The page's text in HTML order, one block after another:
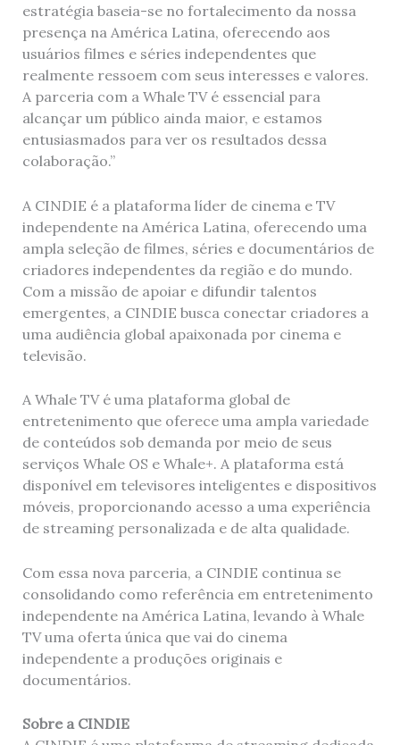
estratégia baseia-se no fortalecimento da nossa
presença na América Latina, oferecendo aos
usuários filmes e séries independentes que
realmente ressoem com seus interesses e valores.
A parceria com a Whale TV é essencial para
alcançar um público ainda maior, e estamos
entusiasmados para ver os resultados dessa
colaboração.”
A CINDIE é a plataforma líder de cinema e TV
independente na América Latina, oferecendo uma
ampla seleção de filmes, séries e documentários de
criadores independentes da região e do mundo.
Com a missão de apoiar e difundir talentos
emergentes, a CINDIE busca conectar criadores a
uma audiência global apaixonada por cinema e
televisão.
A Whale TV é uma plataforma global de
entretenimento que oferece uma ampla variedade
de conteúdos sob demanda por meio de seus
serviços Whale OS e Whale+. A plataforma está
disponível em televisores inteligentes e dispositivos
móveis, proporcionando acesso a uma experiência
de streaming personalizada e de alta qualidade.
Com essa nova parceria, a CINDIE continua se
consolidando como referência em entretenimento
independente na América Latina, levando à Whale
TV uma oferta única que vai do cinema
independente a produções originais e
documentários.
Sobre a CINDIE